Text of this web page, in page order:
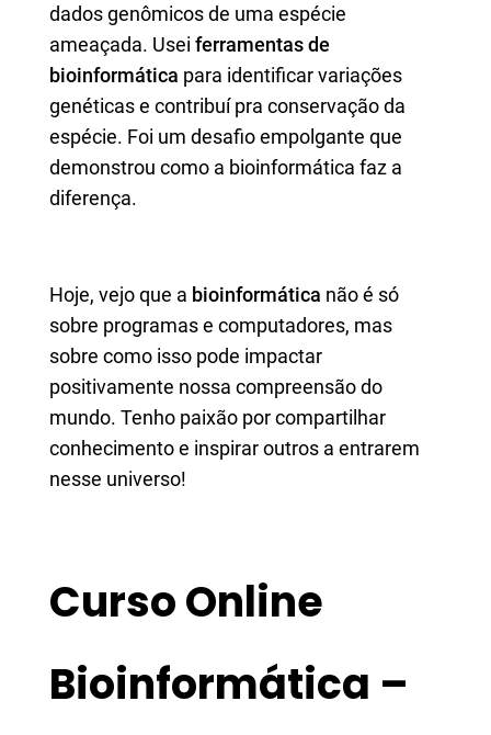
dados genômicos de uma espécie
ameaçada. Usei ferramentas de
bioinformática para identificar variações
genéticas e contribuí pra conservação da
espécie. Foi um desafio empolgante que
demonstrou como a bioinformática faz a
diferença.
Hoje, vejo que a bioinformática não é só
sobre programas e computadores, mas
sobre como isso pode impactar
positivamente nossa compreensão do
mundo. Tenho paixão por compartilhar
conhecimento e inspirar outros a entrarem
nesse universo!
Curso Online
Bioinformática –